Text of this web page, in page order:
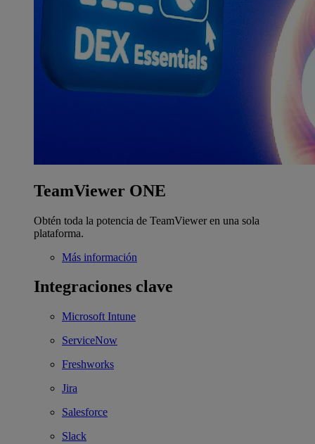
TeamViewer ONE
Obtén toda la potencia de TeamViewer en una sola
plataforma.
Más información
Integraciones clave
Microsoft Intune
ServiceNow
Freshworks
Jira
Salesforce
Slack